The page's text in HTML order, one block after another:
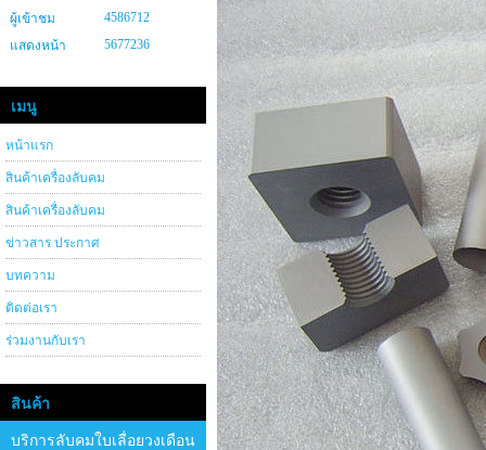
ผู้เข้าชม
4586712
แสดงหน้า
5677236
เมนู
หน้าแรก
สินค้าเครื่องลับคม
สินค้าเครื่องลับคม
ข่าวสาร ประกาศ
บทความ
ติดต่อเรา
ร่วมงานกับเรา
สินค้า
บริการลับคมใบเลื่อยวงเดือน